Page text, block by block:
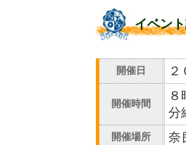
イベン
開催日
開催時間
分
開催場所 奈